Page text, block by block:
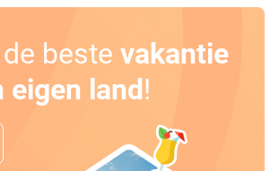
beste vakantie
eigen land!